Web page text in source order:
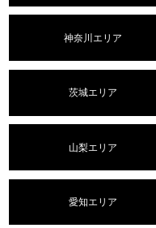
神奈川エリア
茨城エリア
山梨エリア
愛知エリア